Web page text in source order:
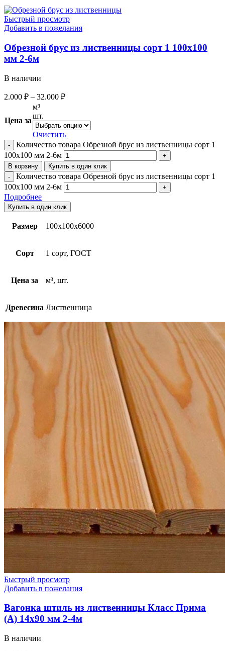
Быстрый просмотр
Добавить в пожелания
Обрезной брус из лиственницы сорт 1 100х100
мм 2-6м
В наличии
2.000 ₽ – 32.000 ₽
Цена за
м³
шт.
Очистить
Количество товара Обрезной брус из лиственницы сорт 1
100х100 мм 2-6м
В корзину Купить в один клик
Количество товара Обрезной брус из лиственницы сорт 1
100х100 мм 2-6м
Подробнее
Купить в один клик
Размер 100х100х6000
Сорт 1 сорт, ГОСТ
Цена за м³, шт.
Древесина Лиственница
Быстрый просмотр
Добавить в пожелания
Вагонка штиль из лиственницы Класс Прима
(А) 14х90 мм 2-4м
В наличии